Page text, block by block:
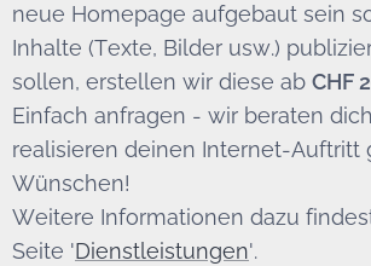
neue Homepage aufgebaut sein
Inhalte (Texte, Bilder usw.)
sollen, erstellen wir diese ab CHF
Einfach anfragen - wir beraten
realisieren deinen Internet-Auftritt
Wünschen!
Weitere Informationen dazu
Seite 'Dienstleistungen'.